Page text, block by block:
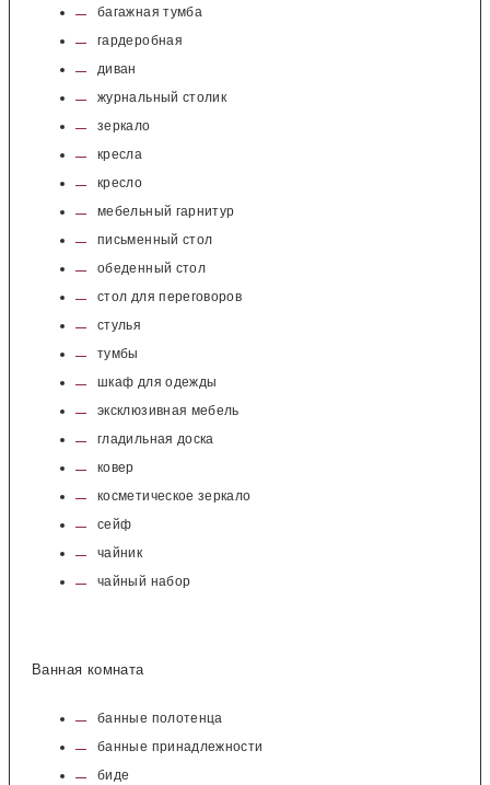
багажная тумба
гардеробная
диван
журнальный столик
зеркало
кресла
кресло
мебельный гарнитур
письменный стол
обеденный стол
стол для переговоров
стулья
тумбы
шкаф для одежды
эксклюзивная мебель
гладильная доска
ковер
косметическое зеркало
сейф
чайник
чайный набор
Ванная комната
банные полотенца
банные принадлежности
биде